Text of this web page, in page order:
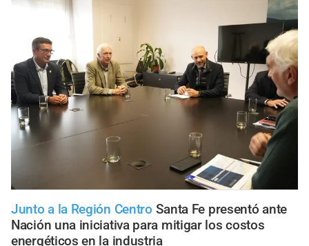
Junto a la Región Centro Santa Fe presentó ante
Nación una iniciativa para mitigar los costos
energéticos en la industria